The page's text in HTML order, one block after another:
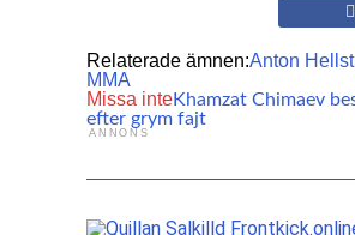
Relaterade ämnen:Anton
MMA
Missa inteKhamzat Chimaev
efter grym fajt
ANNONS